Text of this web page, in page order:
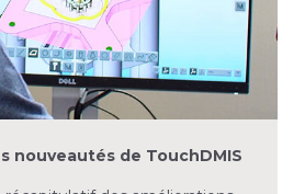
nouveautés de TouchDMIS